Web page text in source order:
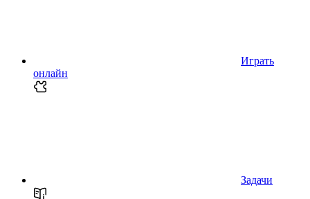
Играть
онлайн
Задачи